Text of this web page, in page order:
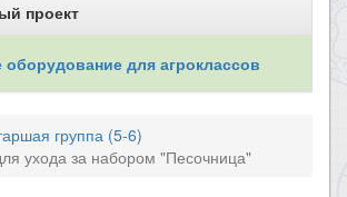
проект
оборудование для агроклассов
группа (5-6)
ухода за набором "Песочница"